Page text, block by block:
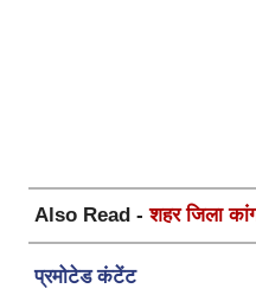
Also Read -शहर जिला